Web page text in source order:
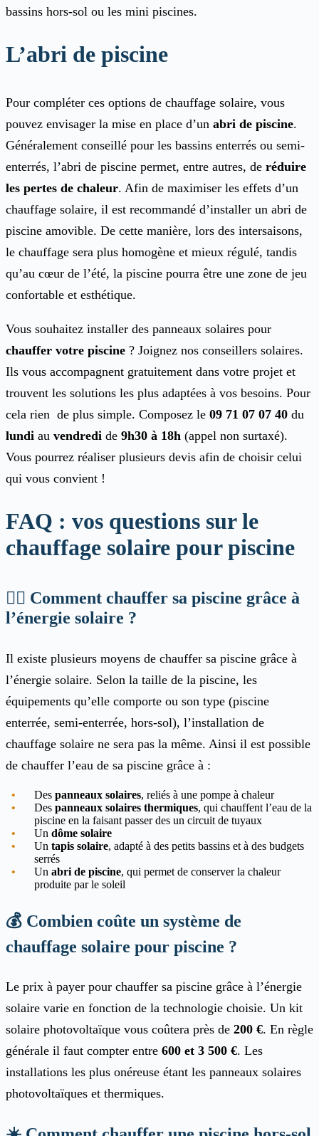
bassins hors-sol ou les mini piscines.
L’abri de piscine
Pour compléter ces options de chauffage solaire, vous
pouvez envisager la mise en place d’un abri de piscine.
Généralement conseillé pour les bassins enterrés ou semi-
enterrés, l’abri de piscine permet, entre autres, de réduire
les pertes de chaleur. Afin de maximiser les effets d’un
chauffage solaire, il est recommandé d’installer un abri de
piscine amovible. De cette manière, lors des intersaisons,
le chauffage sera plus homogène et mieux régulé, tandis
qu’au cœur de l’été, la piscine pourra être une zone de jeu
confortable et esthétique.
Vous souhaitez installer des panneaux solaires pour
chauffer votre piscine ? Joignez nos conseillers solaires.
Ils vous accompagnent gratuitement dans votre projet et
trouvent les solutions les plus adaptées à vos besoins. Pour
cela rien de plus simple. Composez le 09 71 07 07 40 du
lundi au vendredi de 9h30 à 18h (appel non surtaxé).
Vous pourrez réaliser plusieurs devis afin de choisir celui
qui vous convient !
FAQ : vos questions sur le
chauffage solaire pour piscine
🏊‍♂️ Comment chauffer sa piscine grâce à
l’énergie solaire ?
Il existe plusieurs moyens de chauffer sa piscine grâce à
l’énergie solaire. Selon la taille de la piscine, les
équipements qu’elle comporte ou son type (piscine
enterrée, semi-enterrée, hors-sol), l’installation de
chauffage solaire ne sera pas la même. Ainsi il est possible
de chauffer l’eau de sa piscine grâce à :
Des panneaux solaires, reliés à une pompe à chaleur
Des panneaux solaires thermiques, qui chauffent l’eau de la
piscine en la faisant passer des un circuit de tuyaux
Un dôme solaire
Un tapis solaire, adapté à des petits bassins et à des budgets
serrés
Un abri de piscine, qui permet de conserver la chaleur
produite par le soleil
💰 Combien coûte un système de
chauffage solaire pour piscine ?
Le prix à payer pour chauffer sa piscine grâce à l’énergie
solaire varie en fonction de la technologie choisie. Un kit
solaire photovoltaïque vous coûtera près de 200 €. En règle
générale il faut compter entre 600 et 3 500 €. Les
installations les plus onéreuse étant les panneaux solaires
photovoltaïques et thermiques.